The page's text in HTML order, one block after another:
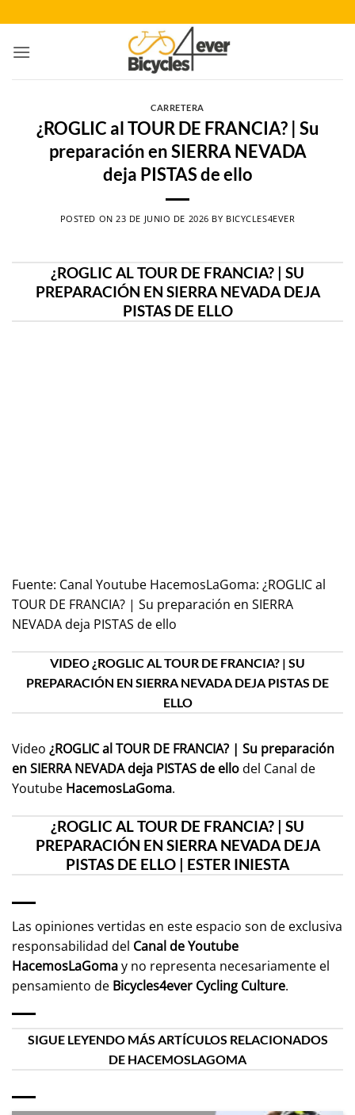
al
contenido
CARRETERA
¿ROGLIC al TOUR DE FRANCIA? | Su
preparación en SIERRA NEVADA
deja PISTAS de ello
POSTED ON 23 DE JUNIO DE 2026 BY BICYCLES4EVER
¿ROGLIC AL TOUR DE FRANCIA? | SU
PREPARACIÓN EN SIERRA NEVADA DEJA
PISTAS DE ELLO
Fuente: Canal Youtube HacemosLaGoma: ¿ROGLIC al
TOUR DE FRANCIA? | Su preparación en SIERRA
NEVADA deja PISTAS de ello
VIDEO ¿ROGLIC AL TOUR DE FRANCIA? | SU
PREPARACIÓN EN SIERRA NEVADA DEJA PISTAS DE
ELLO
Video ¿ROGLIC al TOUR DE FRANCIA? | Su preparación
en SIERRA NEVADA deja PISTAS de ellodel Canal de
Youtube HacemosLaGoma.
¿ROGLIC AL TOUR DE FRANCIA? | SU
PREPARACIÓN EN SIERRA NEVADA DEJA
PISTAS DE ELLO | ESTER INIESTA
Las opiniones vertidas en este espacio son de exclusiva
responsabilidad del Canal de Youtube
HacemosLaGomay no representa necesariamente el
pensamiento de Bicycles4ever Cycling Culture.
SIGUE LEYENDO MÁS ARTÍCULOS RELACIONADOS
DE HACEMOSLAGOMA